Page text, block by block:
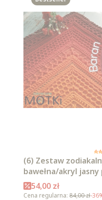
(6) Zestaw zodiakalny
bawełna/akryl jasny pomarańcz/ pomarańcz/
intensywna
malaga
Cena promocyjna
54,00 zł
Cena regularna: 84,00 zł-